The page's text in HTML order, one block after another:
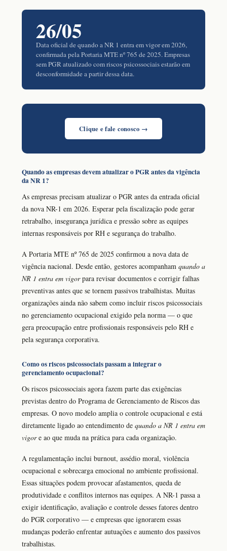
26/05
Data oficial de quando a NR 1 entra em vigor em 2026,
confirmada pela Portaria MTE nº 765 de 2025. Empresas
sem PGR atualizado com riscos psicossociais estarão em
desconformidade a partir dessa data.
Clique e fale conosco →
Quando as empresas devem atualizar o PGR antes da vigência
da NR 1?
As empresas precisam atualizar o PGR antes da entrada oficial
da nova NR-1 em 2026. Esperar pela fiscalização pode gerar
retrabalho, insegurança jurídica e pressão sobre as equipes
internas responsáveis por RH e segurança do trabalho.
A Portaria MTE nº 765 de 2025 confirmou a nova data de
vigência nacional. Desde então, gestores acompanham quando a
NR 1 entra em vigorpara revisar documentos e corrigir falhas
preventivas antes que se tornem passivos trabalhistas. Muitas
organizações ainda não sabem como incluir riscos psicossociais
no gerenciamento ocupacional exigido pela norma — o que
gera preocupação entre profissionais responsáveis pelo RH e
pela segurança corporativa.
Como os riscos psicossociais passam a integrar o
gerenciamento ocupacional?
Os riscos psicossociais agora fazem parte das exigências
previstas dentro do Programa de Gerenciamento de Riscos das
empresas. O novo modelo amplia o controle ocupacional e está
diretamente ligado ao entendimento de quando a NR 1 entra em
vigore ao que muda na prática para cada organização.
A regulamentação inclui burnout, assédio moral, violência
ocupacional e sobrecarga emocional no ambiente profissional.
Essas situações podem provocar afastamentos, queda de
produtividade e conflitos internos nas equipes. A NR-1 passa a
exigir identificação, avaliação e controle desses fatores dentro
do PGR corporativo — e empresas que ignorarem essas
mudanças poderão enfrentar autuações e aumento dos passivos
trabalhistas.